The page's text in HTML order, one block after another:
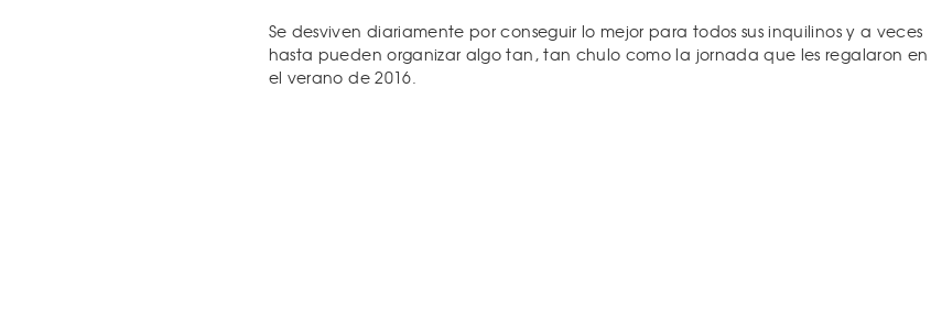
Se desviven diariamente por conseguir lo mejor para todos sus inquilinos y a veces
hasta pueden organizar algo tan, tan chulo como la jornada que les regalaron en
el verano de 2016.